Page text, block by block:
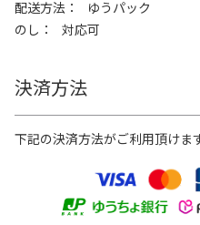
配送方法
ゆうパック
のし
対応可
決済方法
下記の決済方法がご利用頂けます